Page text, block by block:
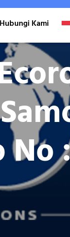
Hubungi Kami